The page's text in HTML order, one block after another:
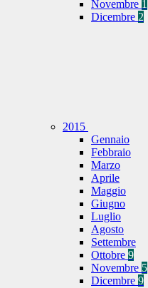
Novembre 1
Dicembre 2
2015
Gennaio
Febbraio
Marzo
Aprile
Maggio
Giugno
Luglio
Agosto
Settembre
Ottobre 9
Novembre 5
Dicembre 9